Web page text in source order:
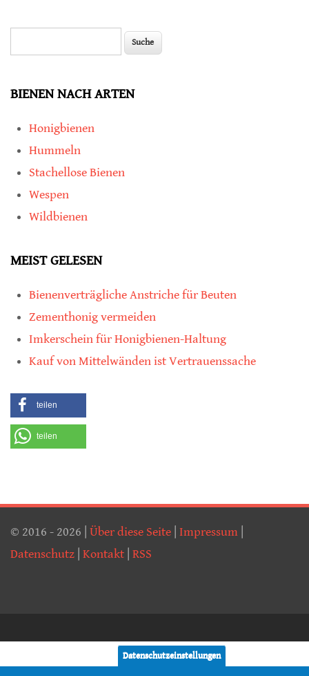
BIENEN NACH ARTEN
Honigbienen
Hummeln
Stachellose Bienen
Wespen
Wildbienen
MEIST GELESEN
Bienenverträgliche Anstriche für Beuten
Zementhonig vermeiden
Imkerschein für Honigbienen-Haltung
Kauf von Mittelwänden ist Vertrauenssache
teilen
teilen
© 2016 - 2026 | Über diese Seite Impressum
Datenschutz Kontakt RSS
Datenschutzeinstellungen